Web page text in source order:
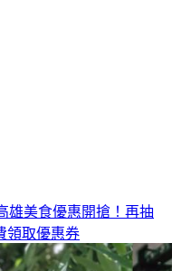
雄美食優惠開搶！再抽
領取優惠券